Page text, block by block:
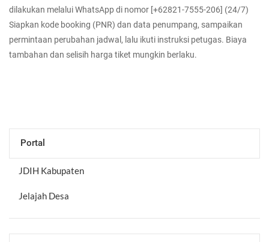
dilakukan melalui WhatsApp di nomor [+62821-7555-206] (24/7)
Siapkan kode booking (PNR) dan data penumpang, sampaikan
permintaan perubahan jadwal, lalu ikuti instruksi petugas. Biaya
tambahan dan selisih harga tiket mungkin berlaku.
Portal
JDIH Kabupaten
Jelajah Desa